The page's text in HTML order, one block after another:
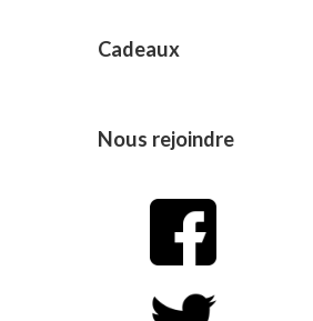
Cadeaux
Nous rejoindre